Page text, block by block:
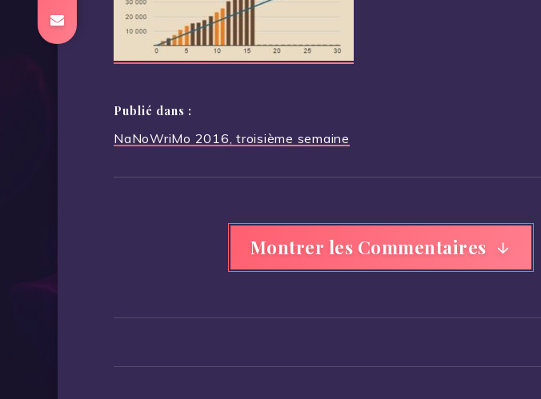
Publié dans :
Navigation
de
NaNoWriMo 2016, troisième semaine
Montrer les Commentaires